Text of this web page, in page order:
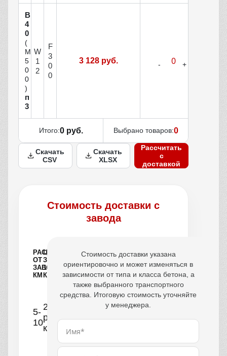
В
4
0
(
М
5
0
0
)
п
3
W
1
2
F
3
0
0
3 128 руб.
Итого:0 руб. Выбрано товаров:0
Скачать
CSV
Скачать
XLSX
Рассчитать
с
доставкой
Стоимость доставки с
завода
РАССТОЯНИЕ
ОТ
ЗАВОДА,
КМ
ЦЕНА
ЗА
1
КУБ
5-
10
250
руб/
км
Стоимость доставки указана
ориентировочно и может изменяться в
зависимости от типа и класса бетона, а
также выбранного транспортного
средства. Итоговую стоимость уточняйте
у менеджера.